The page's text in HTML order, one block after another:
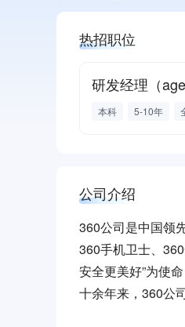
热招职位
研发经理（
本科 5-10年
公司介绍
360公司是中国领
360手机卫士、
安全更美好”为使
十余年来，360公
洞挖掘与攻防对